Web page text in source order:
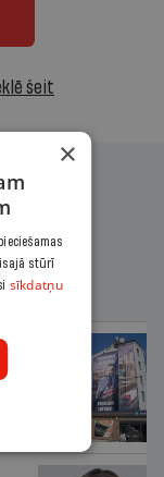
šeit
×
stūrī
sīkdatņu